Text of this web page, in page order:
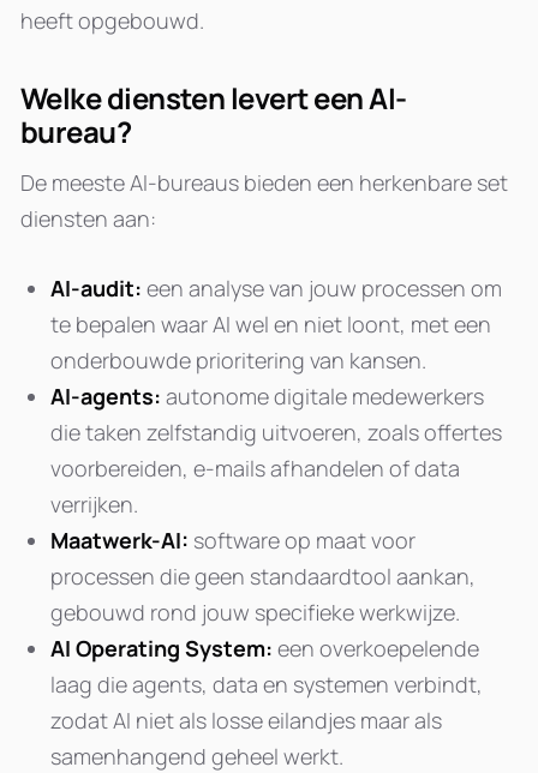
heeft opgebouwd.
Welke diensten levert een AI-
bureau?
De meeste AI-bureaus bieden een herkenbare set
diensten aan:
AI-audit: een analyse van jouw processen om
te bepalen waar AI wel en niet loont, met een
onderbouwde prioritering van kansen.
AI-agents: autonome digitale medewerkers
die taken zelfstandig uitvoeren, zoals offertes
voorbereiden, e-mails afhandelen of data
verrijken.
Maatwerk-AI: software op maat voor
processen die geen standaardtool aankan,
gebouwd rond jouw specifieke werkwijze.
AI Operating System: een overkoepelende
laag die agents, data en systemen verbindt,
zodat AI niet als losse eilandjes maar als
samenhangend geheel werkt.